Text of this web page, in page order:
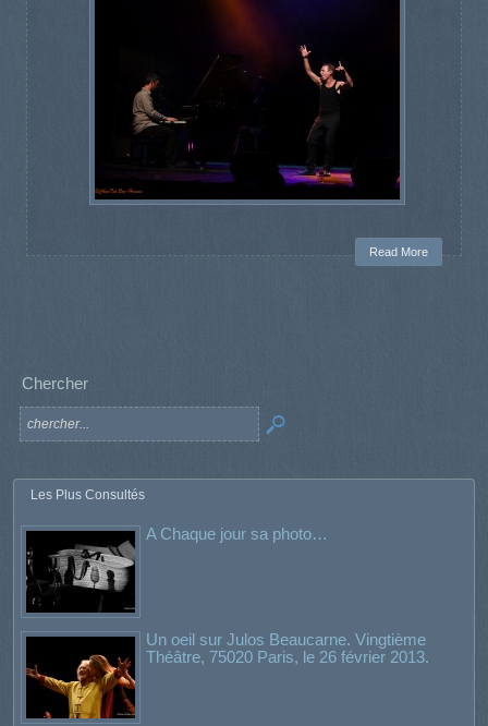
Read More
Chercher
Les Plus Consultés
A Chaque jour sa photo…
Un oeil sur Julos Beaucarne. Vingtième
Théâtre, 75020 Paris, le 26 février 2013.